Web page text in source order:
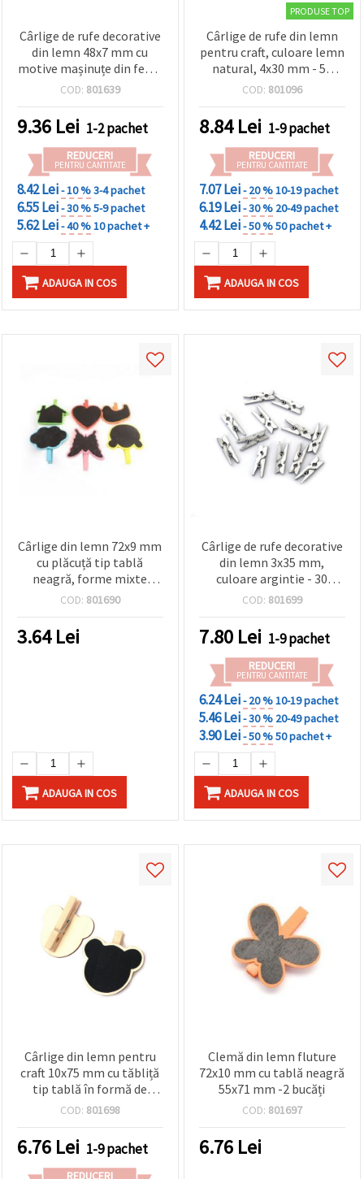
Cârlige de rufe decorative
din lemn 48x7 mm cu
motive mașinuțe din fetru
35x40 mm, set 6 buc.
COD: 801639
9.36 Lei 1-2 pachet
REDUCERI
PENTRU CANTITATE
8.42 Lei- 10 %3-4 pachet
6.55 Lei- 30 %5-9 pachet
5.62 Lei- 40 %10 pachet +
ADAUGA IN COS
PRODUSE TOP
Cârlige de rufe din lemn
pentru craft, culoare lemn
natural, 4x30 mm - 50
bucăți
COD: 801096
8.84Lei 1-9 pachet
REDUCERI
PENTRU CANTITATE
7.07 Lei- 20 %10-19 pachet
6.19 Lei- 30 % 20-49 pachet
4.42 Lei- 50 %50 pachet +
ADAUGA IN COS
Cârlige din lemn 72x9 mm
cu plăcuță tip tablă
neagră, forme mixte
~82x~73 mm
COD: 801690
3.64Lei
ADAUGA IN COS
Cârlige de rufe decorative
din lemn 3x35 mm,
culoare argintie - 30
bucăți
COD: 801699
7.80 Lei 1-9 pachet
REDUCERI
PENTRU CANTITATE
6.24 Lei- 20 %10-19 pachet
5.46 Lei- 30 % 20-49 pachet
3.90 Lei- 50 %50 pachet +
ADAUGA IN COS
Cârlige din lemn pentru
craft 10x75 mm cu tăbliță
tip tablă în formă de
ursuleț 77x65 mm - 2 buc.
COD: 801698
6.76 Lei 1-9 pachet
REDUCERI
Clemă din lemn fluture
72x10 mm cu tablă neagră
55x71 mm -2 bucăți
COD: 801697
6.76 Lei